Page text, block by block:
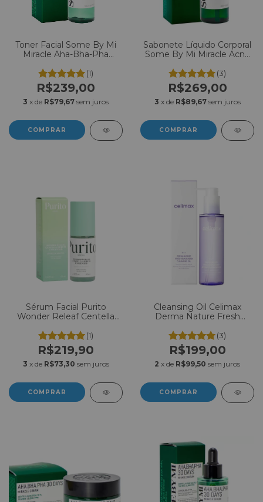
Toner Facial Some By Mi
Miracle Aha-Bha-Pha
(1)
R$239,00
3 x de R$79,67 sem juros
Sabonete Líquido Corporal
Some By Mi Miracle Acne
(3)
R$269,00
3 x de R$89,67 sem juros
Sérum Facial Purito
Wonder Releaf Centella
(1)
R$219,90
3 x de R$73,30 sem juros
Cleansing Oil Celimax
Derma Nature Fresh
(3)
R$199,00
2 x de R$99,50 sem juros